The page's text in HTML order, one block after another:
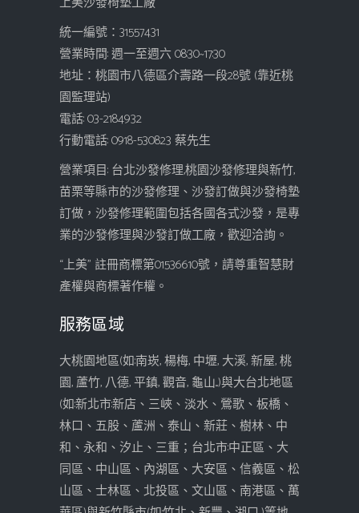
統一編號：31557431
營業時間: 週一至週六 08:30~17:30
地址：桃園市八德區介壽路一段28號 (靠近桃
園監理站)
電話: 03-2184932
行動電話: 0918-530823 蔡先生
營業項目: 台北沙發修理,桃園沙發修理與新竹,
苗栗等縣市的沙發修理、沙發訂做與沙發椅墊
訂做，沙發修理範圍包括各國各式沙發，是專
業的沙發修理與沙發訂做工廠，歡迎洽詢。
“上美” 註冊商標第01536610號，請尊重智慧財
產權與商標著作權。
服務區域
大桃園地區(如:南崁, 楊梅, 中壢, 大溪, 新屋, 桃
園, 蘆竹, 八德, 平鎮, 觀音, 龜山...)與大台北地區
(如:新北市:新店、三峽、淡水、鶯歌、板橋、
林口、五股、蘆洲、泰山、新莊、樹林、中
和、永和、汐止、三重；台北市:中正區、大
同區、中山區、內湖區、大安區、信義區、松
山區、士林區、北投區、文山區、南港區、萬